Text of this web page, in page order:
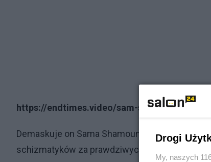
https://endtimes.video/sam-shamoun-
Demaskuje on Sama Shamouniana,
schizmatyków za prawdziwych chrześcijan.
Drogi
My, naszych